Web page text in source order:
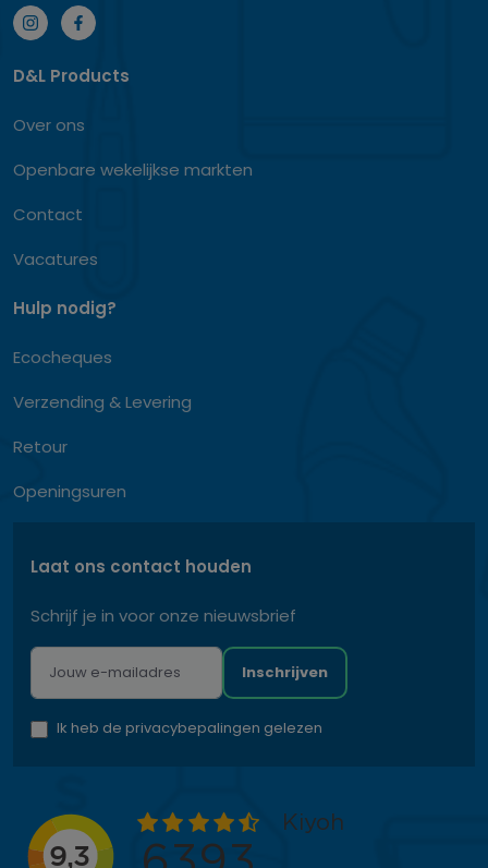
D&L Products
Over ons
Openbare wekelijkse markten
Contact
Vacatures
Hulp nodig?
Ecocheques
Verzending & Levering
Retour
Openingsuren
Laat ons contact houden
Schrijf je in voor onze nieuwsbrief
Inschrijven
Ik heb de privacybepalingen gelezen